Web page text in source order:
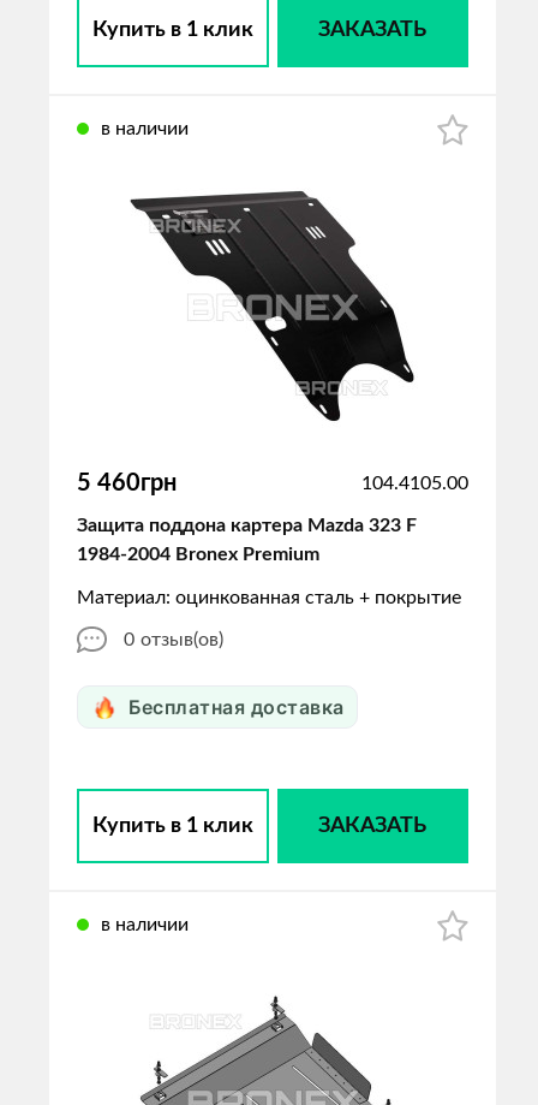
Купить в 1 клик ЗАКАЗАТЬ
в наличии
5 460грн 104.4105.00
Защита поддона картера Mazda 323 F
1984-2004 Bronex Premium
Материал: оцинкованная сталь + покрытие
0 отзыв(ов)
Бесплатная доставка
Купить в 1 клик ЗАКАЗАТЬ
в наличии